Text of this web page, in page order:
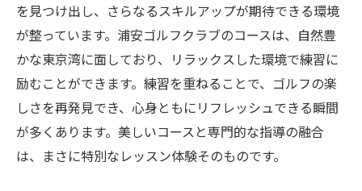
を見つけ出し、さらなるスキルアップが期待できる環境
が整っています。浦安ゴルフクラブのコースは、自然豊
かな東京湾に面しており、リラックスした環境で練習に
励むことができます。練習を重ねることで、ゴルフの楽
しさを再発見でき、心身ともにリフレッシュできる瞬間
が多くあります。美しいコースと専門的な指導の融合
は、まさに特別なレッスン体験そのものです。